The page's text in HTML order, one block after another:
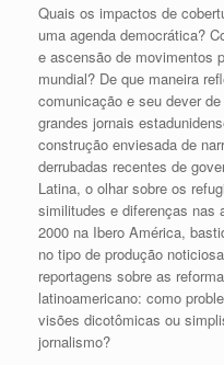
Quais os impactos de
uma agenda democrática?
e ascensão de movimentos
mundial? De que maneira
comunicação e seu dever
grandes jornais
construção enviesada de
derrubadas recentes de
Latina, o olhar sobre os
similitudes e diferenças nas
2000 na Ibero América,
no tipo de produção
reportagens sobre as
latinoamericano: como
visões dicotômicas ou
jornalismo?